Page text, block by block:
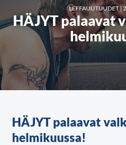
LEFFAUUTUUDET|
HÄJYT palaavat
HÄJYT palaavat
helmikuussa!